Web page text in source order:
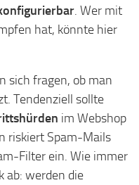
. Wer mit
hat, könnte hier
sich fragen, ob man
Tendenziell sollte
im Webshop
riskiert Spam-Mails
Filter ein. Wie immer
ab: werden die